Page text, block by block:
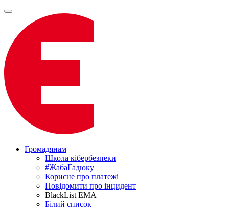
Громадянам
Школа кібербезпеки
#ЖабаГадюку
Корисне про платежі
Повідомити про інцидент
BlackList EMA
Білий список